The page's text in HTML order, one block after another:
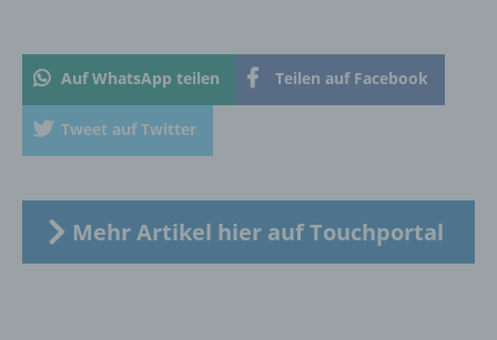
Auf WhatsApp teilen Teilen auf Facebook
Tweet auf Twitter
Mehr Artikel hier auf Touchportal
Einwilligung ist jede von der betroffenen
Person freiwillig für den bestimmten Fall in
abgegebene Willensbekundung in Form
einer Erklärung oder einer sonstigen
die betroffene Person zu verstehen gibt, dass
sie mit der Verarbeitung der sie betreffenden
personenbezogenen Daten einverstanden
ist.